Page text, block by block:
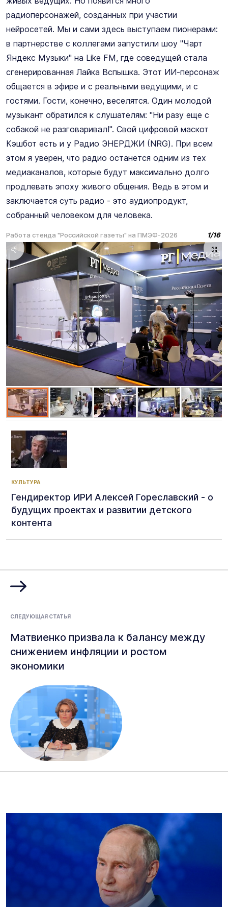
радиоперсонажей, созданных при участии
нейросетей. Мы и сами здесь выступаем пионерами:
в партнерстве с коллегами запустили шоу "Чарт
Яндекс Музыки" на Like FM, где соведущей стала
сгенерированная Лайка Вспышка. Этот ИИ-персонаж
общается в эфире и с реальными ведущими, и с
гостями. Гости, конечно, веселятся. Один молодой
музыкант обратился к слушателям: "Ни разу еще с
собакой не разговаривал!". Свой цифровой маскот
Кэшбот есть и у Радио ЭНЕРДЖИ (NRG). При всем
этом я уверен, что радио останется одним из тех
медиаканалов, которые будут максимально долго
продлевать эпоху живого общения. Ведь в этом и
заключается суть радио - это аудиопродукт,
собранный человеком для человека.
Работа стенда "Российской газеты" на ПМЭФ-2026 1/16
КУЛЬТУРА
Гендиректор ИРИ Алексей Гореславский - о
будущих проектах и развитии детского
контента
СЛЕДУЮЩАЯ СТАТЬЯ
Матвиенко призвала к балансу между
снижением инфляции и ростом
экономики